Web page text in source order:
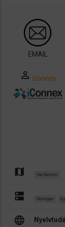
EMAIL
perm_identity Iconnex
map Heilbronn
dns Fémipar
language